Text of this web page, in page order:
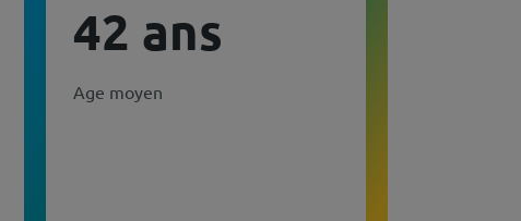
42 ans
Age moyen